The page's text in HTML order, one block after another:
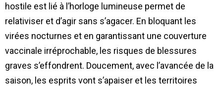
hostile est lié à l’horloge lumineuse permet de
relativiser et d’agir sans s’agacer. En bloquant les
virées nocturnes et en garantissant une couverture
vaccinale irréprochable, les risques de blessures
graves s’effondrent. Doucement, avec l’avancée de la
saison, les esprits vont s’apaiser et les territoires